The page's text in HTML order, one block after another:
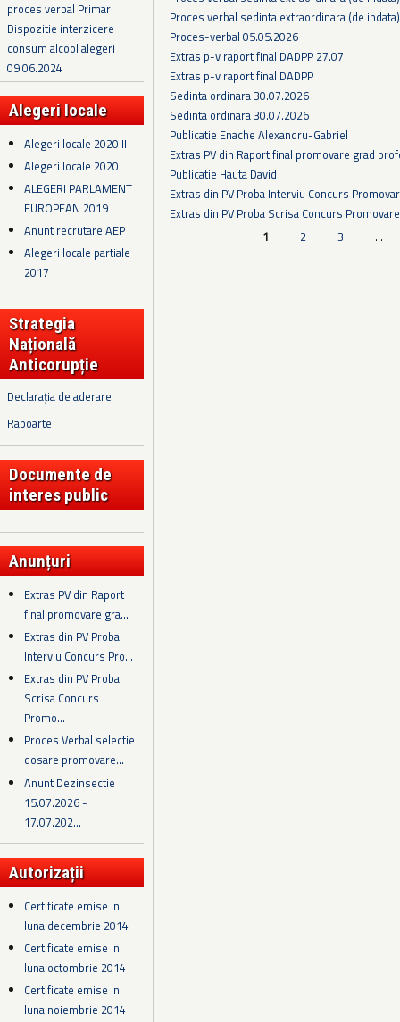
proces verbal Primar
Dispozitie interzicere
consum alcool alegeri
09.06.2024
Alegeri locale
Alegeri locale 2020 II
Alegeri locale 2020
ALEGERI PARLAMENT
EUROPEAN 2019
Anunt recrutare AEP
Alegeri locale partiale
2017
Strategia
Națională
Anticorupție
Declarația de aderare
Rapoarte
Documente de
interes public
Anunțuri
Extras PV din Raport
final promovare gra...
Extras din PV Proba
Interviu Concurs Pro...
Extras din PV Proba
Scrisa Concurs
Promo...
Proces Verbal selectie
dosare promovare...
Anunt Dezinsectie
15.07.2026 -
17.07.202...
Autorizații
Certificate emise in
luna decembrie 2014
Certificate emise in
luna octombrie 2014
Certificate emise in
luna noiembrie 2014
Proces verbal sedinta extraordinara (de
Proces-verbal 05.05.2026
Extras p-v raport final DADPP 27.07
Extras p-v raport final DADPP
Sedinta ordinara 30.07.2026
Sedinta ordinara 30.07.2026
Publicatie Enache Alexandru-Gabriel
Extras PV din Raport final promovare grad
Publicatie Hauta David
Extras din PV Proba Interviu Concurs
Extras din PV Proba Scrisa Concurs
1 2 3 …